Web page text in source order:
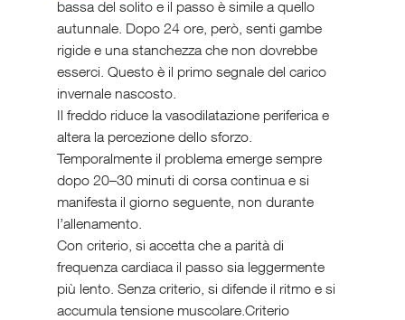
bassa del solito e il passo è simile a quello
autunnale. Dopo 24 ore, però, senti gambe
rigide e una stanchezza che non dovrebbe
esserci. Questo è il primo segnale del carico
invernale nascosto.
Il freddo riduce la vasodilatazione periferica e
altera la percezione dello sforzo.
Temporalmente il problema emerge sempre
dopo 20–30 minuti di corsa continua e si
manifesta il giorno seguente, non durante
l’allenamento.
Con criterio, si accetta che a parità di
frequenza cardiaca il passo sia leggermente
più lento. Senza criterio, si difende il ritmo e si
accumula tensione muscolare.Criterio